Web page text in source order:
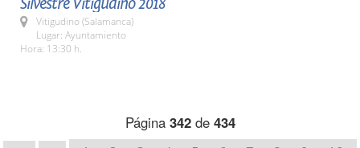
Vitigudino (Salamanca)
Lugar: Ayuntamiento
Hora: 13:30 h.
Página 342de 434